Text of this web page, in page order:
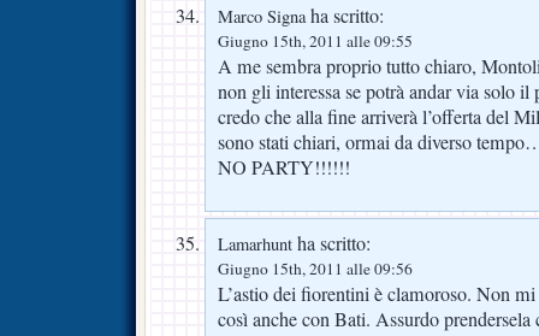
Marco Signaha scritto:
Giugno 15th, 2011 alle 09:55
A me sembra proprio tutto chiaro,
non gli interessa se potrà andar via solo il
credo che alla fine arriverà l’offerta del
sono stati chiari, ormai da diverso
NO PARTY!!!!!!
Lamarhunt ha scritto:
Giugno 15th, 2011 alle 09:56
L’astio dei fiorentini è clamoroso. Non
così anche con Bati. Assurdo